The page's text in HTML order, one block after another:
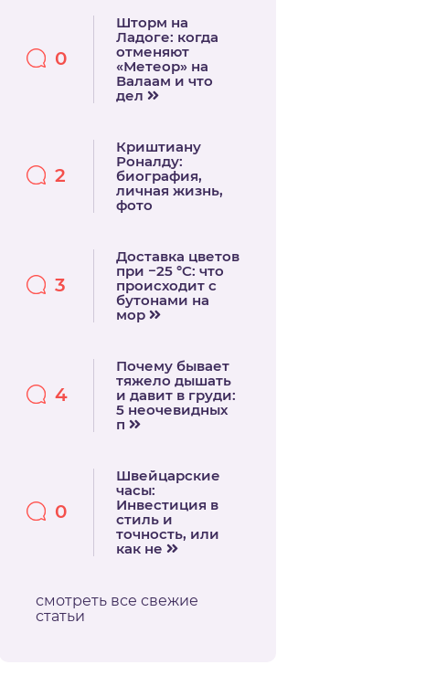
0
Шторм на
Ладоге: когда
отменяют
«Метеор» на
Валаам и что
дел
2
Криштиану
Роналду:
биография,
личная жизнь,
фото
3
Доставка цветов
при −25 °C: что
происходит с
бутонами на
мор
4
Почему бывает
тяжело дышать
и давит в груди:
5 неочевидных
п
0
Швейцарские
часы:
Инвестиция в
стиль и
точность, или
как не
смотреть все свежие
статьи